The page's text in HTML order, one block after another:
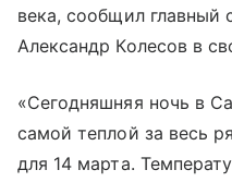
века, сообщил главный
Александр Колесов в
«Сегодняшняя ночь в
самой теплой за весь
для 14 марта.